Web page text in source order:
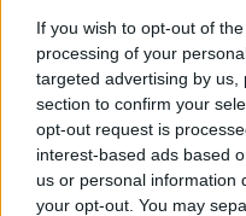
If you wish to opt-out of
processing of your
targeted advertising by
section to confirm your
opt-out request is
interest-based ads based
us or personal information
your opt-out. You may
07.08.2026 / 15:00